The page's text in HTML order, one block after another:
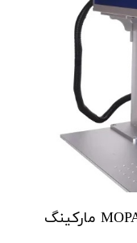
لیزر حکاکی رنگی موپا 100 وات MOPA مارکینگ